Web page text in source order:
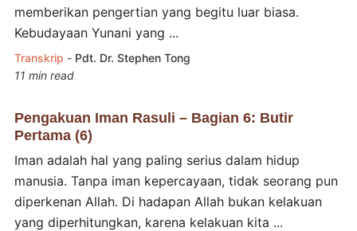
memberikan pengertian yang begitu luar biasa.
Kebudayaan Yunani yang ...
Transkrip - Pdt. Dr. Stephen Tong
11 min read
Pengakuan Iman Rasuli – Bagian 6: Butir
Pertama (6)
Iman adalah hal yang paling serius dalam hidup
manusia. Tanpa iman kepercayaan, tidak seorang pun
diperkenan Allah. Di hadapan Allah bukan kelakuan
yang diperhitungkan, karena kelakuan kita ...